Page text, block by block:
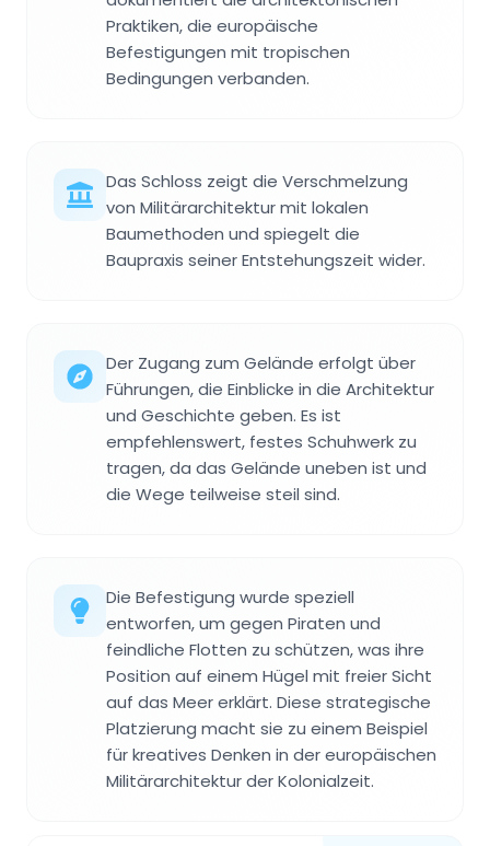
Praktiken, die europäische
Befestigungen mit tropischen
Bedingungen verbanden.
Das Schloss zeigt die Verschmelzung
von Militärarchitektur mit lokalen
Baumethoden und spiegelt die
Baupraxis seiner Entstehungszeit wider.
Der Zugang zum Gelände erfolgt über
Führungen, die Einblicke in die Architektur
und Geschichte geben. Es ist
empfehlenswert, festes Schuhwerk zu
tragen, da das Gelände uneben ist und
die Wege teilweise steil sind.
Die Befestigung wurde speziell
entworfen, um gegen Piraten und
feindliche Flotten zu schützen, was ihre
Position auf einem Hügel mit freier Sicht
auf das Meer erklärt. Diese strategische
Platzierung macht sie zu einem Beispiel
für kreatives Denken in der europäischen
Militärarchitektur der Kolonialzeit.